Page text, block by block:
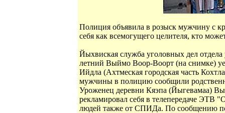
Полиция объявила в розыск мужчину с
себя как всемогущего целителя, кто
Йыхвиская служба уголовных дел
летний Выймо Воор-Воорт (на снимке)
Ийдла (Ахтмеская городская часть
мужчины в полицию сообщили
Уроженец деревни Кяэпа (Йыгевамаа)
рекламировал себя в телепередаче ЭТВ
людей также от СПИДа. По сообщению